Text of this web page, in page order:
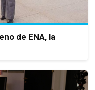
de ENA, la